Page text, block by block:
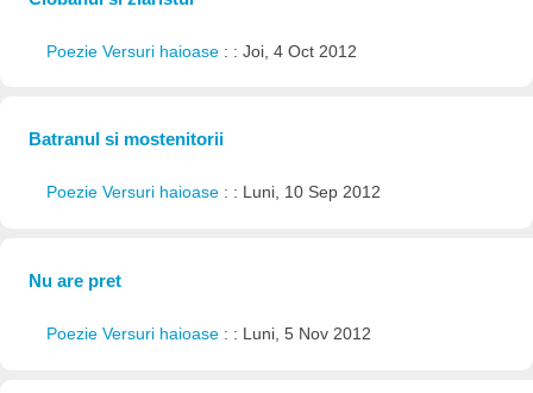
Poezie Versuri haioase : : Joi, 4 Oct 2012
Batranul si mostenitorii
Poezie Versuri haioase : : Luni, 10 Sep 2012
Nu are pret
Poezie Versuri haioase : : Luni, 5 Nov 2012